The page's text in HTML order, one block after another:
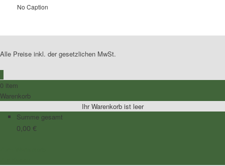
No Caption
Alle Preise inkl. der gesetzlichen MwSt.
0 item
Warenkorb
Ihr Warenkorb ist leer
Summe gesamt
0,00 €